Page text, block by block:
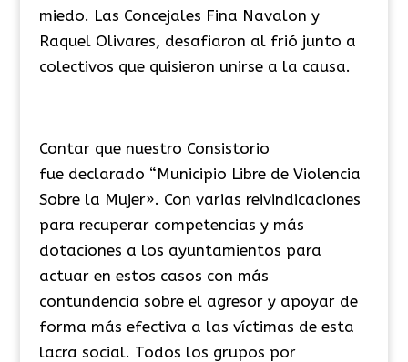
miedo. Las Concejales Fina Navalon y
Raquel Olivares, desafiaron al frió junto a
colectivos que quisieron unirse a la causa.
Contar que nuestro Consistorio
fue declarado “Municipio Libre de Violencia
Sobre la Mujer». Con varias reivindicaciones
para recuperar competencias y más
dotaciones a los ayuntamientos para
actuar en estos casos con más
contundencia sobre el agresor y apoyar de
forma más efectiva a las víctimas de esta
lacra social. Todos los grupos por